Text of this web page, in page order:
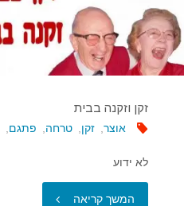
זקן וזקנה בבית
אוצר, זקן, טרחה, פתגם,
לא ידוע
המשך קריאה "זקן